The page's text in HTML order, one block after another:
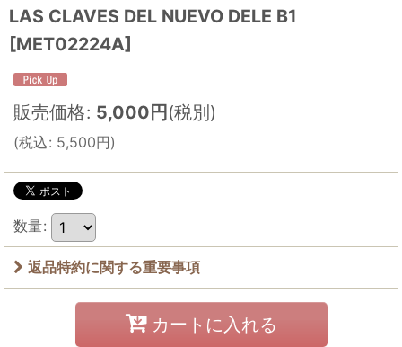
LAS CLAVES DEL NUEVO DELE B1
[MET02224A]
販売価格: 5,000 円 (税別)
(税込: 5,500円)
数量:
返品特約に関する重要事項
カートに入れる